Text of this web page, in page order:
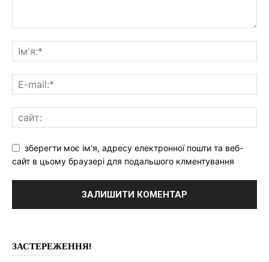
зберегти моє ім'я, адресу електронної пошти та веб-
сайт в цьому браузері для подальшого клментування
ЗАСТЕРЕЖЕННЯ!